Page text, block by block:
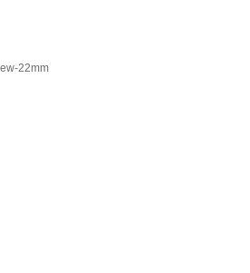
22mm